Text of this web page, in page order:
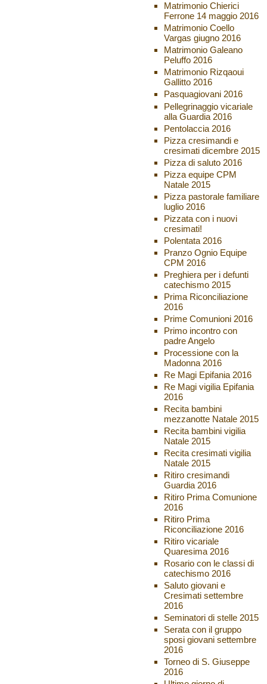
Matrimonio Chierici
Ferrone 14 maggio 2016
Matrimonio Coello
Vargas giugno 2016
Matrimonio Galeano
Peluffo 2016
Matrimonio Rizqaoui
Gallitto 2016
Pasquagiovani 2016
Pellegrinaggio vicariale
alla Guardia 2016
Pentolaccia 2016
Pizza cresimandi e
cresimati dicembre 2015
Pizza di saluto 2016
Pizza equipe CPM
Natale 2015
Pizza pastorale familiare
luglio 2016
Pizzata con i nuovi
cresimati!
Polentata 2016
Pranzo Ognio Equipe
CPM 2016
Preghiera per i defunti
catechismo 2015
Prima Riconciliazione
2016
Prime Comunioni 2016
Primo incontro con
padre Angelo
Processione con la
Madonna 2016
Re Magi Epifania 2016
Re Magi vigilia Epifania
2016
Recita bambini
mezzanotte Natale 2015
Recita bambini vigilia
Natale 2015
Recita cresimati vigilia
Natale 2015
Ritiro cresimandi
Guardia 2016
Ritiro Prima Comunione
2016
Ritiro Prima
Riconciliazione 2016
Ritiro vicariale
Quaresima 2016
Rosario con le classi di
catechismo 2016
Saluto giovani e
Cresimati settembre
2016
Seminatori di stelle 2015
Serata con il gruppo
sposi giovani settembre
2016
Torneo di S. Giuseppe
2016